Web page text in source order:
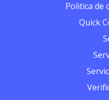
Politica de
Quick